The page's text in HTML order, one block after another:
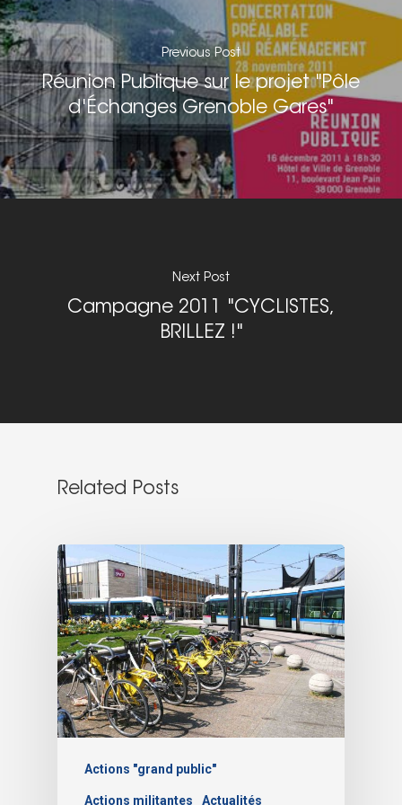
Previous Post
Réunion Publique sur le projet "Pôle
d'Échanges Grenoble Gares"
Next Post
Campagne 2011 "CYCLISTES,
BRILLEZ !"
Related Posts
Actions "grand public"
Actions militantes Actualités
On parle de nous
Nous signaler un
Nous signaler un
– TC
Nous signaler un